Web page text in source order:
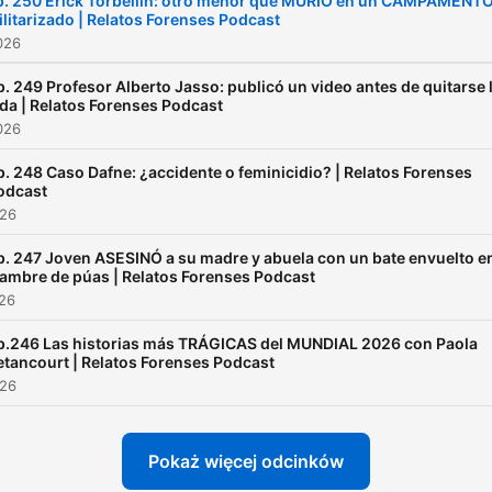
| Relatos Forenses Podcast
249 Profesor Alberto Jasso: publicó un video antes de quitarse
| Relatos Forenses Podcast
248 Caso Dafne: ¿accidente o feminicidio? | Relatos Forenses
247 Joven ASESINÓ a su madre y abuela con un bate envuelto
de púas | Relatos Forenses Podcast
Las historias más TRÁGICAS del MUNDIAL 2026 con Paola
| Relatos Forenses Podcast
Pokaż więcej odcinków